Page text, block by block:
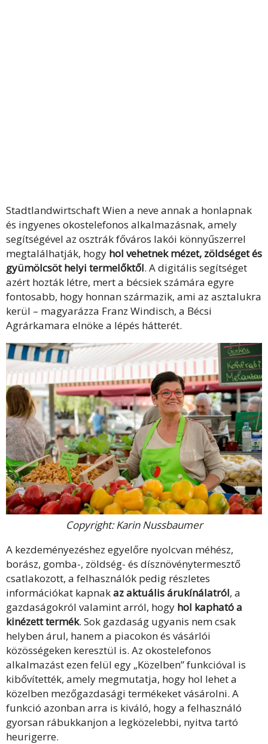
Stadtlandwirtschaft Wien a neve annak a honlapnak
és ingyenes okostelefonos alkalmazásnak, amely
segítségével az osztrák főváros lakói könnyűszerrel
megtalálhatják, hogy hol vehetnek mézet, zöldséget és
gyümölcsöt helyi termelőktől. A digitális segítséget
azért hozták létre, mert a bécsiek számára egyre
fontosabb, hogy honnan származik, ami az asztalukra
kerül – magyarázza Franz Windisch, a Bécsi
Agrárkamara elnöke a lépés hátterét.
Copyright: Karin Nussbaumer
A kezdeményezéshez egyelőre nyolcvan méhész,
borász, gomba-, zöldség- és dísznövénytermesztő
csatlakozott, a felhasználók pedig részletes
információkat kapnakaz aktuális árukínálatról, a
gazdaságokról valamint arról, hogy hol kapható a
kinézett termék. Sok gazdaság ugyanis nem csak
helyben árul, hanem a piacokon és vásárlói
közösségeken keresztül is. Az okostelefonos
alkalmazást ezen felül egy „Közelben” funkcióval is
kibővítették, amely megmutatja, hogy hol lehet a
közelben mezőgazdasági termékeket vásárolni. A
funkció azonban arra is kiváló, hogy a felhasználó
gyorsan rábukkanjon a legközelebbi, nyitva tartó
heurigerre.